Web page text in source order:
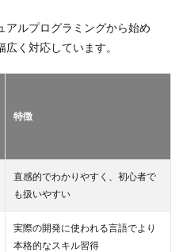
アルプログラミングから始め
く対応しています。
特徴
直感的でわかりやすく、初心者で
も扱いやすい
実際の開発に使われる言語でより
本格的なスキル習得